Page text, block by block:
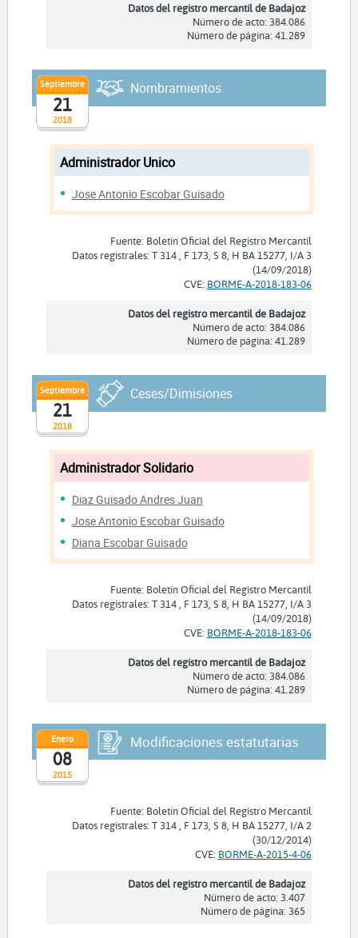
Datos del registro mercantil de Badajoz
Número de acto: 384.086
Número de página: 41.289
2018
Septiembre
21
Nombramientos
Administrador Unico
Jose Antonio Escobar Guisado
Fuente: Boletín Oficial del Registro Mercantil
Datos registrales: T 314 , F 173, S 8, H BA 15277, I/A 3
(14/09/2018)
CVE: BORME-A-2018-183-06
Datos del registro mercantil de Badajoz
Número de acto: 384.086
Número de página: 41.289
2018
Septiembre
21
Ceses/Dimisiones
Administrador Solidario
Diaz Guisado Andres Juan
Jose Antonio Escobar Guisado
Diana Escobar Guisado
Fuente: Boletín Oficial del Registro Mercantil
Datos registrales: T 314 , F 173, S 8, H BA 15277, I/A 3
(14/09/2018)
CVE: BORME-A-2018-183-06
Datos del registro mercantil de Badajoz
Número de acto: 384.086
Número de página: 41.289
2015
Enero
08
Modificaciones estatutarias
Fuente: Boletín Oficial del Registro Mercantil
Datos registrales: T 314 , F 173, S 8, H BA 15277, I/A 2
(30/12/2014)
CVE: BORME-A-2015-4-06
Datos del registro mercantil de Badajoz
Número de acto: 3.407
Número de página: 365